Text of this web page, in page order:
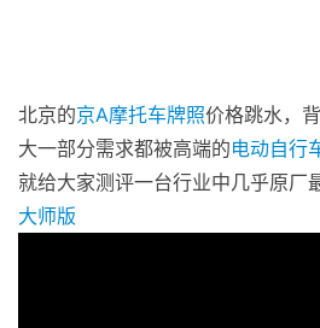
北京的京A摩托车牌照价格跳水，
大一部分需求都被高端的电动自行
就给大家测评一台行业中几乎原厂
大师版